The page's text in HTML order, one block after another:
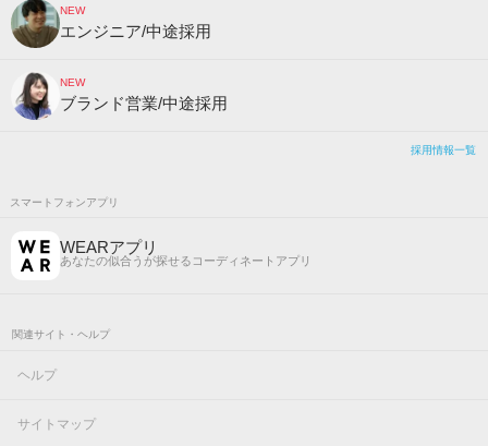
NEW
エンジニア/中途採用
NEW
ブランド営業/中途採用
採用情報一覧
スマートフォンアプリ
WEARアプリ
あなたの似合うが探せるコーディネートアプリ
関連サイト・ヘルプ
ヘルプ
サイトマップ